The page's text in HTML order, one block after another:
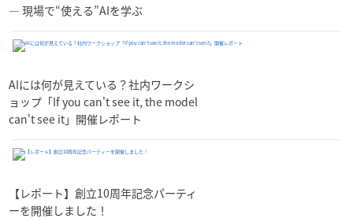
— 現場で“使える”AIを学ぶ
AIには何が見えている？社内ワークシ
ョップ「If you can't see it, the model
can't see it」開催レポート
【レポート】創立10周年記念パーティ
ーを開催しました！